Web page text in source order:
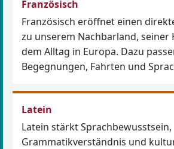
Französisch
Französisch eröffnet einen
zu unserem Nachbarland, seiner
dem Alltag in Europa. Dazu
Begegnungen, Fahrten und
Latein
Latein stärkt Sprachbewusstsein,
Grammatikverständnis und